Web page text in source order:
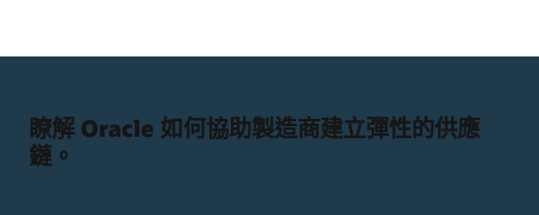
影
瞭解 Oracle 如何協助製造商建立彈性的供應
鏈。